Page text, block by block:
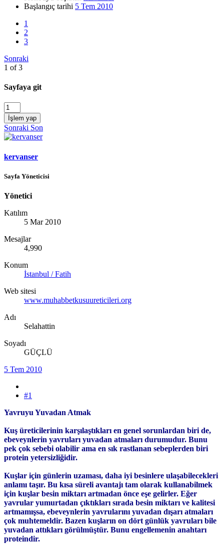
Başlangıç tarihi 5 Tem 2010
1
2
3
Sonraki
1 of 3
Sayfaya git
İşlem yap
Sonraki Son
kervanser
Sayfa Yöneticisi
Yönetici
Katılım
5 Mar 2010
Mesajlar
4,990
Konum
İstanbul / Fatih
Web sitesi
www.muhabbetkusuureticileri.org
Adı
Selahattin
Soyadı
GÜÇLÜ
5 Tem 2010
#1
Yavruyu Yuvadan Atmak
Kuş üreticilerinin karşılaştıkları en genel sorunlardan biri de,
ebeveynlerin yavruları yuvadan atmaları durumudur. Bunu
pek çok sebebi olabilir ama en sık rastlanan sebeplerden biri
protein yetersizliğidir.
Kuşlar için günlerin uzaması, daha iyi besinlere ulaşabilecekleri
anlamı taşır. Bu kısa süreli avantajı tam olarak kullanabilmek
için kuşlar besin miktarı artmadan önce eşe gelirler. Eğer
yavrular yumurtadan çıktıkları sırada besin miktarı ve kalitesi
artmamışsa, ebeveynlerin yavrularını yuvadan dışarı atmaları
çok muhtemeldir. Bazen kuşların on dört günlük yavruları bile
yuvadan attıkları görülmüştür. Bunu engellemenin anahtarı
proteindir.